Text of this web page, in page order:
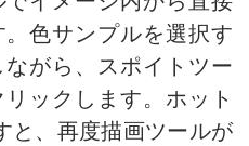
除去色サンプルを選択す
がら、スポイトツー
ックします。ホット
と、再度描画ツールが